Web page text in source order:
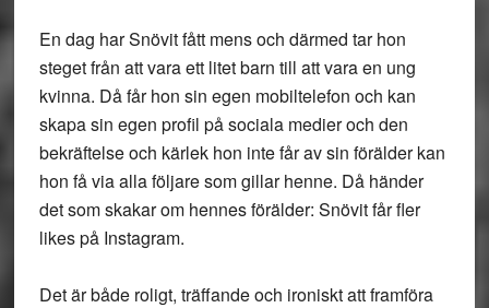
En dag har Snövit fått mens och därmed tar hon
steget från att vara ett litet barn till att vara en ung
kvinna. Då får hon sin egen mobiltelefon och kan
skapa sin egen profil på sociala medier och den
bekräftelse och kärlek hon inte får av sin förälder kan
hon få via alla följare som gillar henne. Då händer
det som skakar om hennes förälder: Snövit får fler
likes på Instagram.
Det är både roligt, träffande och ironiskt att framföra